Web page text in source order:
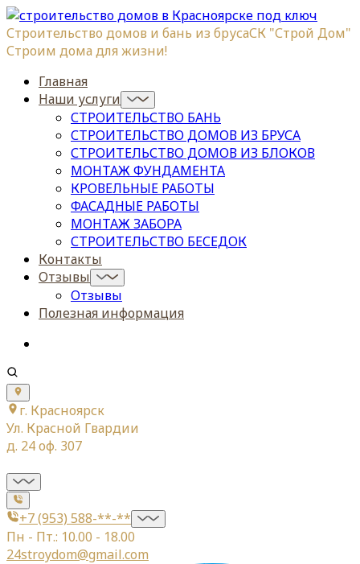
Строительство домов и бань из брусаСК "Строй Дом"
Строим дома для жизни!
Главная
Наши услуги
СТРОИТЕЛЬСТВО БАНЬ
СТРОИТЕЛЬСТВО ДОМОВ ИЗ БРУСА
СТРОИТЕЛЬСТВО ДОМОВ ИЗ БЛОКОВ
МОНТАЖ ФУНДАМЕНТА
КРОВЕЛЬНЫЕ РАБОТЫ
ФАСАДНЫЕ РАБОТЫ
МОНТАЖ ЗАБОРА
СТРОИТЕЛЬСТВО БЕСЕДОК
Контакты
Отзывы
Отзывы
Полезная информация
г. Красноярск
Ул. Красной Гвардии
д. 24 оф. 307
+7 (953) 588-**-**
Пн - Пт.: 10.00 - 18.00
24stroydom@gmail.com